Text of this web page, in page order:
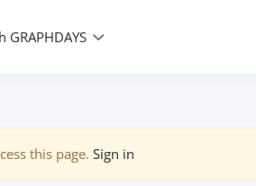
GRAPHDAYS
this page. Sign in